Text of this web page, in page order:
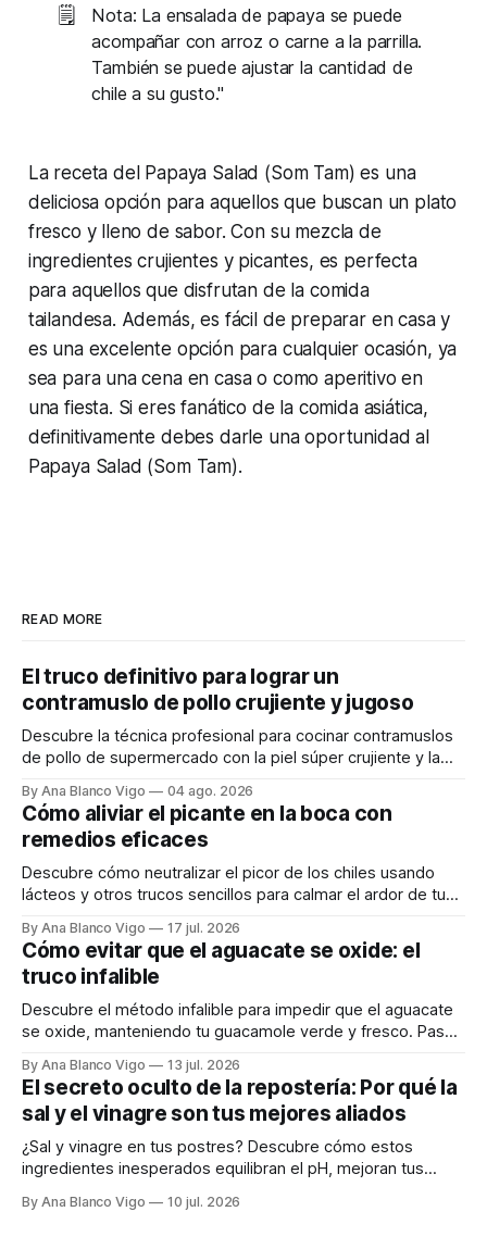
🗒️
Nota: La ensalada de papaya se puede
acompañar con arroz o carne a la parrilla.
También se puede ajustar la cantidad de
chile a su gusto."
La receta del Papaya Salad (Som Tam) es una
deliciosa opción para aquellos que buscan un plato
fresco y lleno de sabor. Con su mezcla de
ingredientes crujientes y picantes, es perfecta
para aquellos que disfrutan de la comida
tailandesa. Además, es fácil de preparar en casa y
es una excelente opción para cualquier ocasión, ya
sea para una cena en casa o como aperitivo en
una fiesta. Si eres fanático de la comida asiática,
definitivamente debes darle una oportunidad al
Papaya Salad (Som Tam).
READ MORE
El truco definitivo para lograr un
contramuslo de pollo crujiente y jugoso
Descubre la técnica profesional para cocinar contramuslos
de pollo de supermercado con la piel súper crujiente y la
By Ana Blanco Vigo 04 ago. 2026
Cómo aliviar el picante en la boca con
remedios eficaces
Descubre cómo neutralizar el picor de los chiles usando
lácteos y otros trucos sencillos para calmar el ardor de tu
By Ana Blanco Vigo 17 jul. 2026
Cómo evitar que el aguacate se oxide: el
truco infalible
Descubre el método infalible para impedir que el aguacate
se oxide, manteniendo tu guacamole verde y fresco. Paso
By Ana Blanco Vigo 13 jul. 2026
El secreto oculto de la repostería: Por qué la
sal y el vinagre son tus mejores aliados
¿Sal y vinagre en tus postres? Descubre cómo estos
ingredientes inesperados equilibran el pH, mejoran tus
By Ana Blanco Vigo 10 jul. 2026